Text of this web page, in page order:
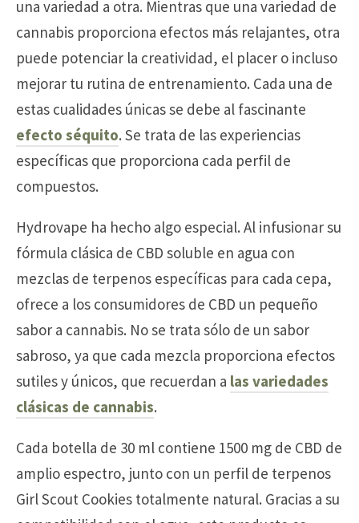
una variedad a otra. Mientras que una variedad de
cannabis proporciona efectos más relajantes, otra
puede potenciar la creatividad, el placer o incluso
mejorar tu rutina de entrenamiento. Cada una de
estas cualidades únicas se debe al fascinante
efecto séquito. Se trata de las experiencias
específicas que proporciona cada perfil de
compuestos.
Hydrovape ha hecho algo especial. Al infusionar su
fórmula clásica de CBD soluble en agua con
mezclas de terpenos específicas para cada cepa,
ofrece a los consumidores de CBD un pequeño
sabor a cannabis. No se trata sólo de un sabor
sabroso, ya que cada mezcla proporciona efectos
sutiles y únicos, que recuerdan a las variedades
clásicas de cannabis.
Cada botella de 30 ml contiene 1500 mg de CBD de
amplio espectro, junto con un perfil de terpenos
Girl Scout Cookies totalmente natural. Gracias a su